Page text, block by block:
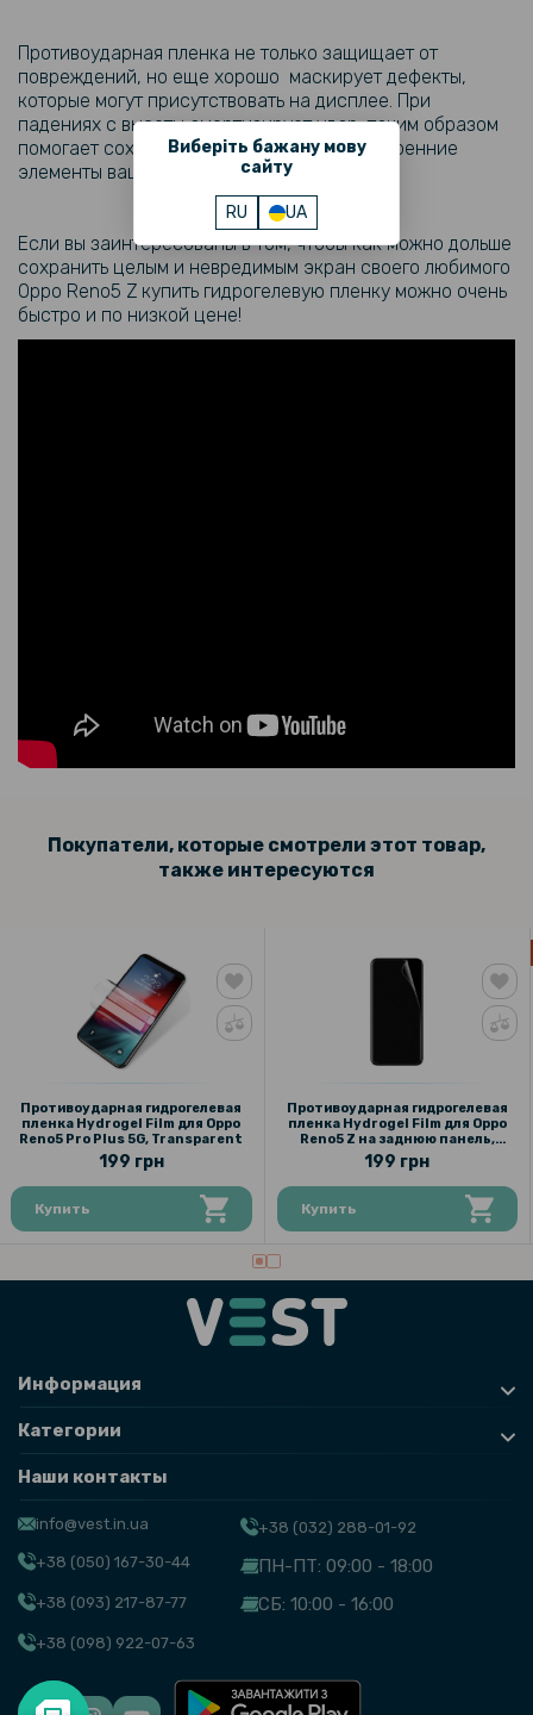
Виберіть бажану мову
сайту
RU UA
Противоударная пленка не только защищает от
повреждений, но еще хорошо маскирует дефекты,
которые могут присутствовать на дисплее. При
падениях с высоты амортизирует удар, таким образом
помогает сохранить не менее важные внутренние
элементы вашего гаджета.
Если вы заинтересованы в том, чтобы как можно дольше
сохранить целым и невредимым экран своего любимого
Oppo Reno5 Z купить гидрогелевую пленку можно очень
быстро и по низкой цене!
Покупатели, которые смотрели этот товар,
также интересуются
Противоударная гидрогелевая
пленка Hydrogel Film для Oppo
Reno5 Pro Plus 5G, Transparent
199 грн
Купить
Противоударная гидрогелевая
пленка Hydrogel Film для Oppo
Reno5 Z на заднюю панель,
Transparent
199 грн
Купить
Информация
Категории
Наши контакты
info@vest.in.ua
+38 (050) 167-30-44
+38 (093) 217-87-77
+38 (098) 922-07-63
+38 (032) 288-01-92
ПН-ПТ: 09:00 - 18:00
СБ: 10:00 - 16:00